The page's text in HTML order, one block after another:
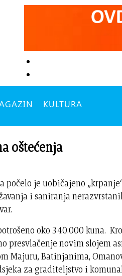
KULTURA
oštećenja
je uobičajeno
i saniranja
oko 340.000 kuna.
presvlačenje novim slojem
Majuru, Batinjanima,
za graditeljstvo i